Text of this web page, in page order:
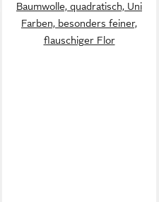
Baumwolle, quadratisch, Uni
Farben, besonders feiner,
flauschiger Flor